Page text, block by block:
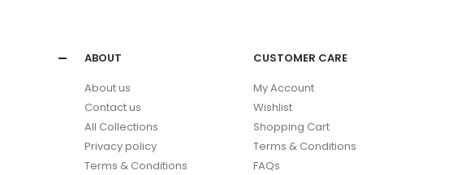
ABOUT
About us
Contact us
All Collections
Privacy policy
Terms & Conditions
CUSTOMER CARE
My Account
Wishlist
Shopping Cart
Terms & Conditions
FAQs